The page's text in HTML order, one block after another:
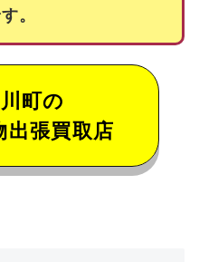
。
町の
出張買取店